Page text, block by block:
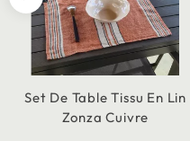
Set De Table Tissu En Lin
Zonza Cuivre